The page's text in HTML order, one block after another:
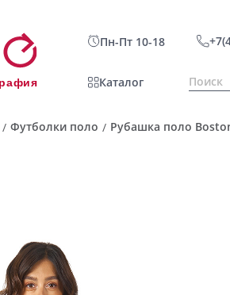
Пн-Пт 10-18
Каталог
/ Футболки поло / Рубашка поло